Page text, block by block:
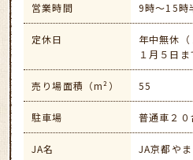
営業時間 9時～15時
定休日
年中無休
１月５日ま
売り場面積（m²） 55
駐車場 普通車２０
JA名 JA京都やま